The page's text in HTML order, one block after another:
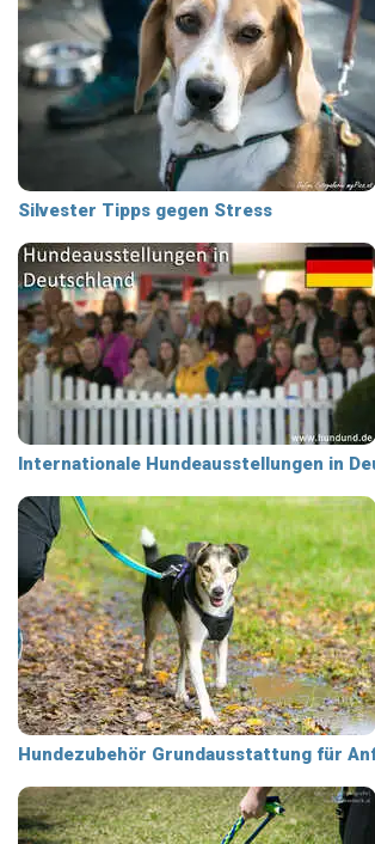
Silvester Tipps gegen Stress
Internationale Hundeausstellungen in
Hundezubehör Grundausstattung für